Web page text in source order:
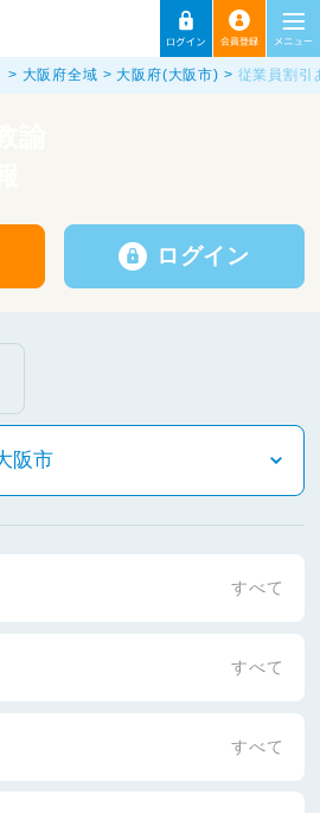
大阪府全域 大阪府(大阪市) 従業員割引
ログイン
すべて
すべて
すべて